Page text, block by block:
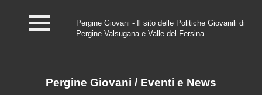
#InfoPoint
Pergine Giovani - Il sito delle Politiche Giovanili di
Pergine Valsugana e Valle del Fersina
Pergine Giovani / Eventi e News